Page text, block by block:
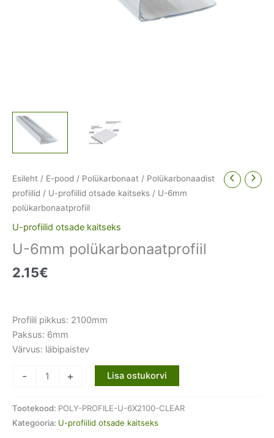
Esileht / E-pood / Polükarbonaat / Polükarbonaadist
profiilid / U-profiilid otsade kaitseks / U-6mm
polükarbonaatprofiil
U-profiilid otsade kaitseks
U-6mm polükarbonaatprofiil
2.15€
Profiili pikkus: 2100mm
Paksus: 6mm
Värvus: läbipaistev
- + Lisa ostukorvi
Tootekood: POLY-PROFILE-U-6X2100-CLEAR
Kategooria: U-profiilid otsade kaitseks